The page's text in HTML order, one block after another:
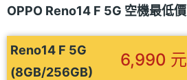
OPPO Reno14 F 5G 空機最低價
Reno14 F 5G
(8GB/256GB)
6,990 元